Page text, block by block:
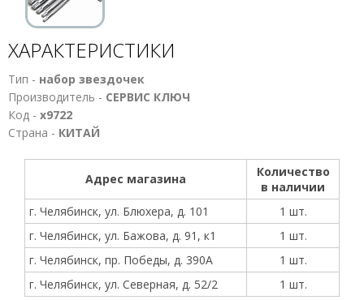
ХАРАКТЕРИСТИКИ
Тип - набор звездочек
Производитель - СЕРВИС КЛЮЧ
Код - х9722
Страна - КИТАЙ
Адрес магазина
Количество
в наличии
г. Челябинск, ул. Блюхера, д. 101
1 шт.
г. Челябинск, ул. Бажова, д. 91, к1
1 шт.
г. Челябинск, пр. Победы, д. 390А
1 шт.
г. Челябинск, ул. Северная, д. 52/2
1 шт.